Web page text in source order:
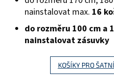
nainstalovat max. 16
do rozměru 100 cm a
nainstalovat zásuvky
KOŠÍKY PRO